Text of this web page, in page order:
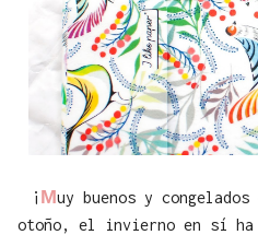
¡ Muy buenos y congelados
otoño, el invierno en sí ha